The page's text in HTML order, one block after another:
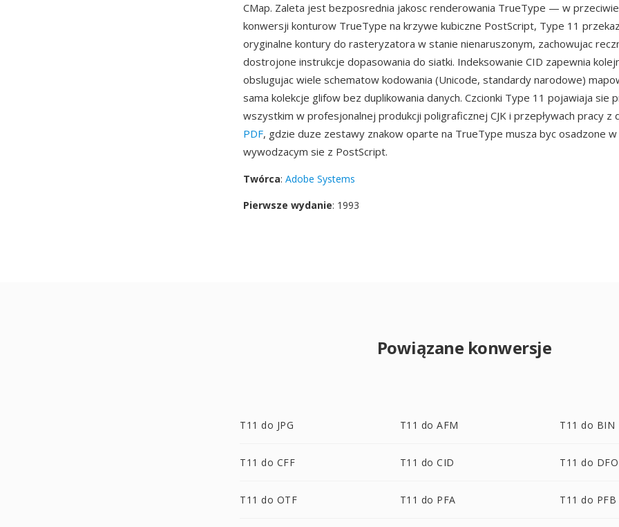
CMap. Zaleta jest bezposrednia jakosc renderowania TrueType — w
konwersji konturow TrueType na krzywe kubiczne PostScript, Type 11
oryginalne kontury do rasteryzatora w stanie nienaruszonym, zachowujac
dostrojone instrukcje dopasowania do siatki. Indeksowanie CID zapewnia
obslugujac wiele schematow kodowania (Unicode, standardy narodowe)
sama kolekcje glifow bez duplikowania danych. Czcionki Type 11 pojawiaja sie
wszystkim w profesjonalnej produkcji poligraficznej CJK i przepływach pracy z
PDF, gdzie duze zestawy znakow oparte na TrueType musza byc osadzone
wywodzacym sie z PostScript.
Twórca: Adobe Systems
Pierwsze wydanie: 1993
Powiązane konwersje
T11 do JPG T11 do AFM T11 do BIN
T11 do CFF T11 do CID T11 do
T11 do OTF T11 do PFA T11 do PFB